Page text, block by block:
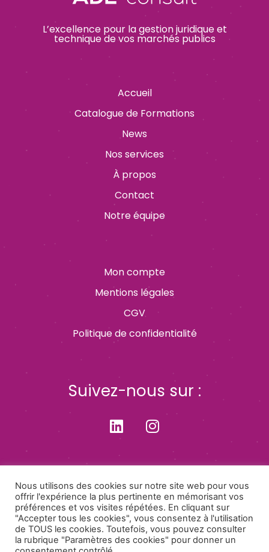
L’excellence pour la gestion juridique et
technique de vos marchés publics
Accueil
Catalogue de Formations
News
Nos services
À propos
Contact
Notre équipe
Mon compte
Mentions légales
CGV
Politique de confidentialité
Suivez-nous sur :
Inscrivez-vous à notre newsletter !
Nous utilisons des cookies sur notre site web pour vous
offrir l'expérience la plus pertinente en mémorisant vos
préférences et vos visites répétées. En cliquant sur
"Accepter tous les cookies", vous consentez à l'utilisation
de TOUS les cookies. Toutefois, vous pouvez consulter
la rubrique "Paramètres des cookies" pour donner un